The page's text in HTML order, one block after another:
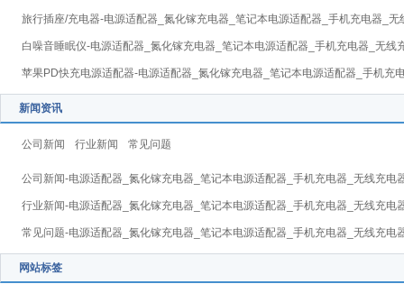
旅行插座/充电器-电源适配器_氮化镓充电器_笔记本电源适配器_手机充电器_
白噪音睡眠仪-电源适配器_氮化镓充电器_笔记本电源适配器_手机充电器_无线
苹果PD快充电源适配器-电源适配器_氮化镓充电器_笔记本电源适配器_手机充
新闻资讯
公司新闻 行业新闻 常见问题
公司新闻-电源适配器_氮化镓充电器_笔记本电源适配器_手机充电器_无线充电
行业新闻-电源适配器_氮化镓充电器_笔记本电源适配器_手机充电器_无线充电
常见问题-电源适配器_氮化镓充电器_笔记本电源适配器_手机充电器_无线充电
网站标签